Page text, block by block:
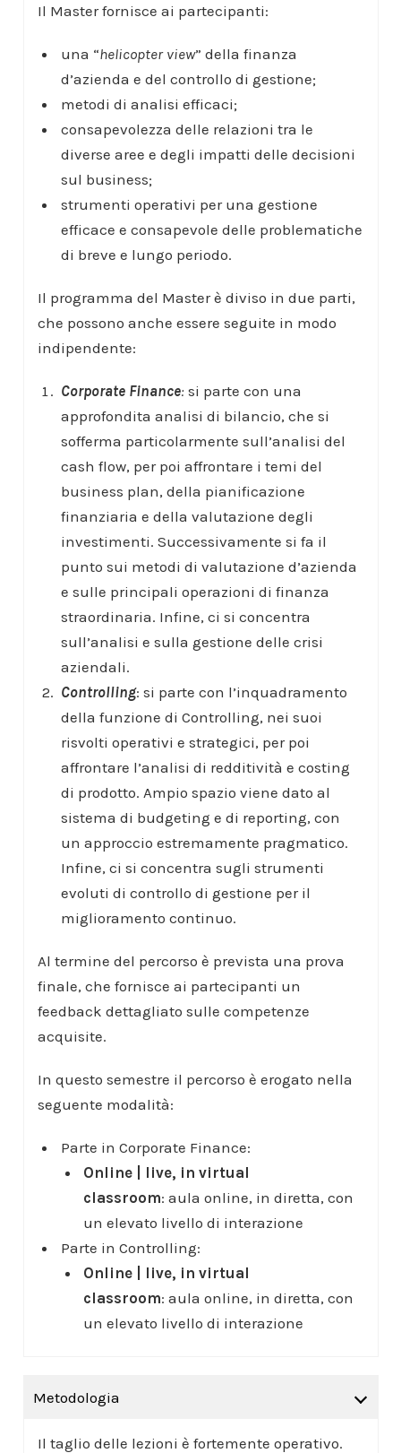
Il Master fornisce ai partecipanti:
una “helicopter view” della finanza
d’azienda e del controllo di gestione;
metodi di analisi efficaci;
consapevolezza delle relazioni tra le
diverse aree e degli impatti delle decisioni
sul business;
strumenti operativi per una gestione
efficace e consapevole delle problematiche
di breve e lungo periodo.
Il programma del Master è diviso in due parti,
che possono anche essere seguite in modo
indipendente:
Corporate Finance:si parte con una
approfondita analisi di bilancio, che si
sofferma particolarmente sull’analisi del
cash flow, per poi affrontare i temi del
business plan, della pianificazione
finanziaria e della valutazione degli
investimenti. Successivamente si fa il
punto sui metodi di valutazione d’azienda
e sulle principali operazioni di finanza
straordinaria. Infine, ci si concentra
sull’analisi e sulla gestione delle crisi
aziendali.
Controlling: si parte con l’inquadramento
della funzione di Controlling, nei suoi
risvolti operativi e strategici, per poi
affrontare l’analisi di redditività e costing
di prodotto. Ampio spazio viene dato al
sistema di budgeting e di reporting, con
un approccio estremamente pragmatico.
Infine, ci si concentra sugli strumenti
evoluti di controllo di gestione per il
miglioramento continuo.
Al termine del percorso è prevista una prova
finale, che fornisce ai partecipanti un
feedback dettagliato sulle competenze
acquisite.
In questo semestre il percorso è erogato nella
seguente modalità:
Parte in Corporate Finance:
Online | live, in virtual
classroom: aula online, in diretta, con
un elevato livello di interazione
Parte in Controlling:
Online | live, in virtual
classroom: aula online, in diretta, con
un elevato livello di interazione
Metodologia
Il taglio delle lezioni è fortemente operativo.